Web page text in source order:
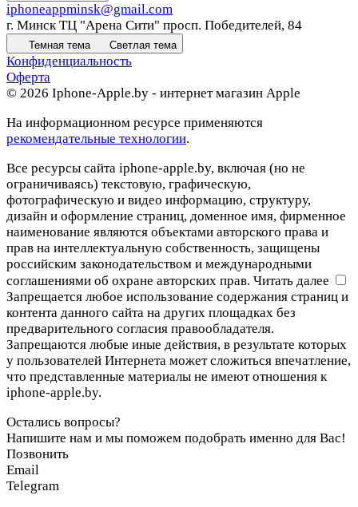
iphoneappminsk@gmail.com
г. Минск ТЦ "Арена Сити" просп. Победителей, 84
Темная тема Светлая тема
Конфиденциальность
Оферта
© 2026 Iphone-Apple.by - интернет магазин Apple
На информационном ресурсе применяются
рекомендательные технологии.
Все ресурсы сайта iphone-apple.by, включая (но не
ограничиваясь) текстовую, графическую,
фотографическую и видео информацию, структуру,
дизайн и оформление страниц, доменное имя, фирменное
наименование являются объектами авторского права и
прав на интеллектуальную собственность, защищены
российским законодательством и международными
соглашениями об охране авторских прав. Читать далее
Запрещается любое использование содержания страниц и
контента данного сайта на других площадках без
предварительного согласия правообладателя.
Запрещаются любые иные действия, в результате которых
у пользователей Интернета может сложиться впечатление,
что представленные материалы не имеют отношения к
iphone-apple.by.
Остались вопросы?
Напишите нам и мы поможем подобрать именно для Вас!
Позвонить
Email
Telegram